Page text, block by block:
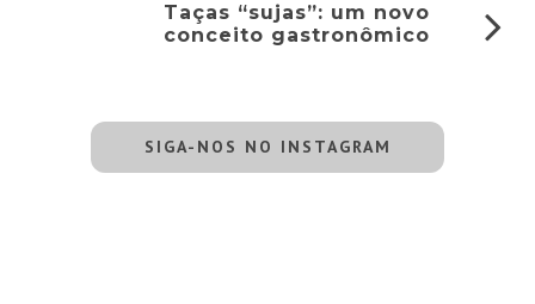
Taças “sujas”: um novo
conceito gastronômico
SIGA-NOS NO INSTAGRAM